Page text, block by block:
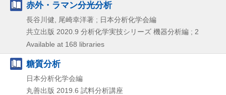
赤外・ラマン分光分析
長谷川健, 尾崎幸洋著 ; 日本分析化学会編
共立出版 2020.9 分析化学実技シリーズ 機器分析編 ; 2
Available at 168 libraries
糖質分析
日本分析化学会編
丸善出版 2019.6 試料分析講座